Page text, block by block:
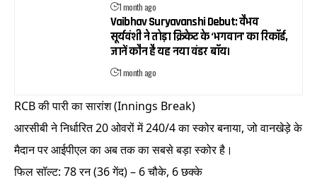
1 month ago
Vaibhav Suryavanshi Debut: वैभव
सूर्यवंशी ने तोड़ा क्रिकेट के ‘भगवान’ का रिकॉर्ड,
जानें कौन है यह नया वंडर बॉय।
1 month ago
RCB की पारी का सारांश (Innings Break)
आरसीबी ने निर्धारित 20 ओवरों में 240/4 का स्कोर बनाया, जो वानखेड़े के
मैदान पर आईपीएल का अब तक का सबसे बड़ा स्कोर है।
फिल सॉल्ट: 78 रन (36 गेंद) – 6 चौके, 6 छक्के